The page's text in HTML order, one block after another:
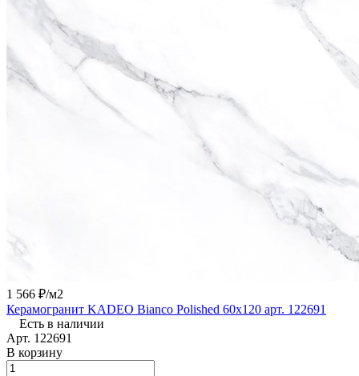
1 566 ₽/м2
Керамогранит KADEO Bianco Polished 60x120 арт. 122691
Есть в наличии
Арт. 122691
В корзину